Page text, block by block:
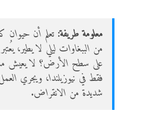
معلومة طريفة: تعلم أن حيوان
من الببغاوات ليلي لا يطير،
على سطح الأرض؟ لا يعيش
فقط في نيوزيلندا، ويجري العمل
شديدة من الانقراض.